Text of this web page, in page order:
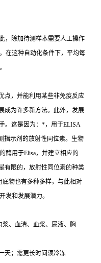
，除加待测样本需要人工操作
在这种自动化条件下，平均每
点，并能利用某些非免疫反应
成为许多新方法。此外，发展
。这是因为： *，用于ELISA
指示剂的放射性同位素。生物
酶用于Elisa，并建立相应的
有限的，放射性同位素的种类
底物也有多种多样，与此相对
发和发展潜力。
、血清、血浆、尿液、胸
天；需更长时间须冷冻